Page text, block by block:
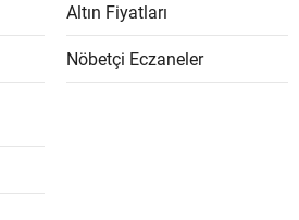
Altın Fiyatları
Nöbetçi Eczaneler